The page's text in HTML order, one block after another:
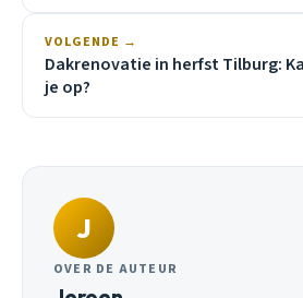
VOLGENDE →
Dakrenovatie in herfst Tilburg:
je op?
J
OVER DE AUTEUR